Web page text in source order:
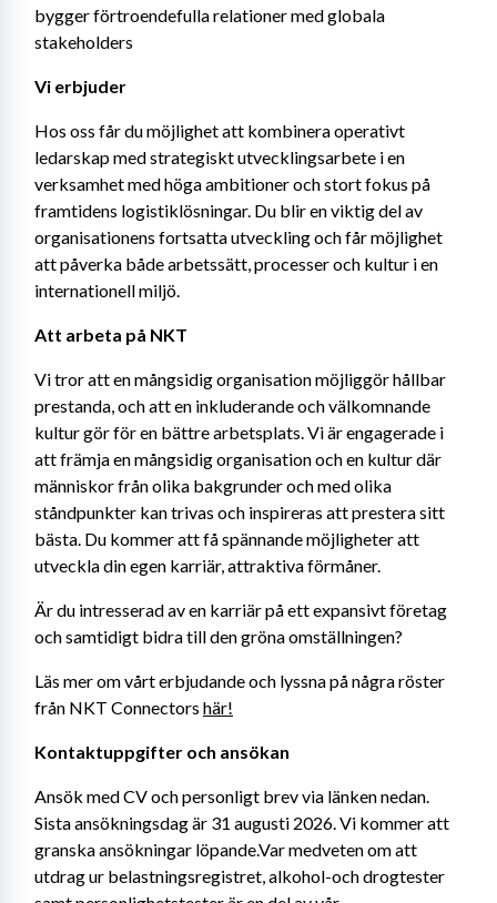
bygger förtroendefulla relationer med globala
stakeholders
Vi erbjuder
Hos oss får du möjlighet att kombinera operativt
ledarskap med strategiskt utvecklingsarbete i en
verksamhet med höga ambitioner och stort fokus på
framtidens logistiklösningar. Du blir en viktig del av
organisationens fortsatta utveckling och får möjlighet
att påverka både arbetssätt, processer och kultur i en
internationell miljö.
Att arbeta på NKT
Vi tror att en mångsidig organisation möjliggör hållbar
prestanda, och att en inkluderande och välkomnande
kultur gör för en bättre arbetsplats. Vi är engagerade i
att främja en mångsidig organisation och en kultur där
människor från olika bakgrunder och med olika
ståndpunkter kan trivas och inspireras att prestera sitt
bästa. Du kommer att få spännande möjligheter att
utveckla din egen karriär, attraktiva förmåner.
Är du intresserad av en karriär på ett expansivt företag
och samtidigt bidra till den gröna omställningen?
Läs mer om vårt erbjudande och lyssna på några röster
från NKT Connectors här!
Kontaktuppgifter och ansökan
Ansök med CV och personligt brev via länken nedan.
Sista ansökningsdag är 31 augusti 2026. Vi kommer att
granska ansökningar löpande.Var medveten om att
utdrag ur belastningsregistret, alkohol-och drogtester